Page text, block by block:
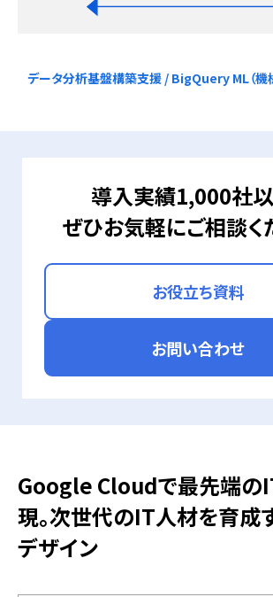
データ分析基盤構築支援 / BigQuery ML（機
導入実績1,000社以
ぜひお気軽にご相談く
お役立ち資料
お問い合わせ
Google Cloudで最先端の
現。次世代のIT人材を育成
デザイン